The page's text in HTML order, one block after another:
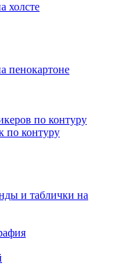
холсте
пенокартоне
по контуру
по контуру
и таблички на